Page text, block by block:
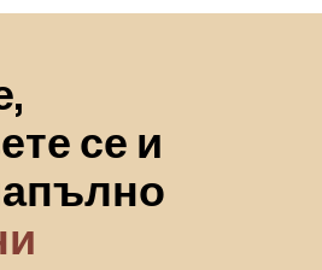
се и